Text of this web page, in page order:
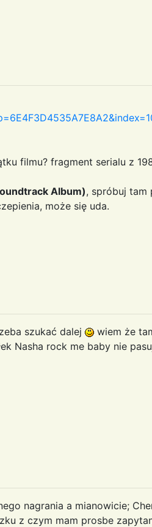
filmu? fragment serialu z
Album), spróbuj tam
może się uda.
szukać dalej
wiem że
Nasha rock me baby nie
nagrania a mianowicie;
z czym mam prosbe